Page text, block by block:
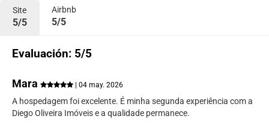
Site
5/5
Airbnb
5/5
Evaluación: 5/5
Mara | 04 may. 2026
A hospedagem foi excelente. É minha segunda experiência com a
Diego Oliveira Imóveis e a qualidade permanece.